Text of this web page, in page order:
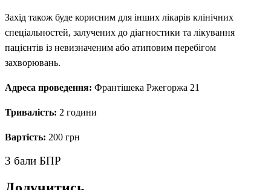
Захід також буде корисним для інших лікарів клінічних
спеціальностей, залучених до діагностики та лікування
пацієнтів із невизначеним або атиповим перебігом
захворювань.
Адреса проведення: Франтішека Ржегоржа 21
Тривалість: 2 години
Вартість: 200 грн
3 бали БПР